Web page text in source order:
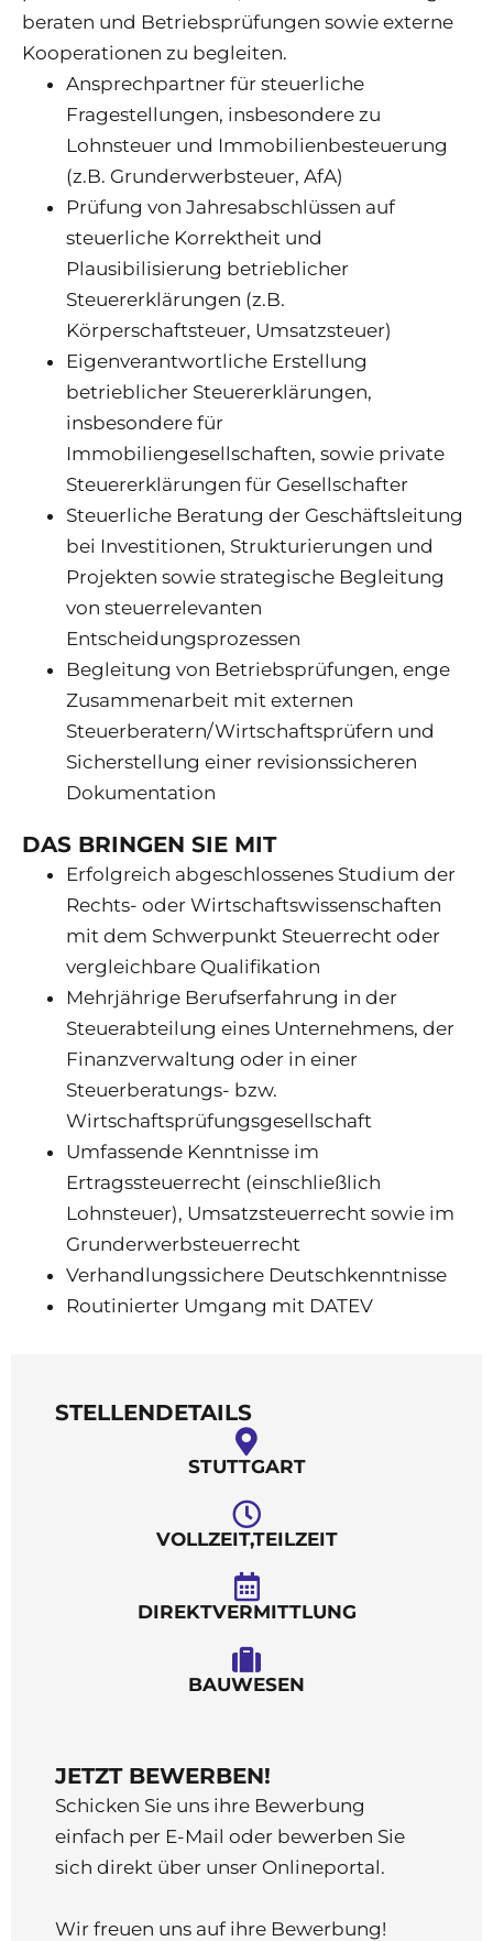
beraten und Betriebsprüfungen sowie externe
Kooperationen zu begleiten.
Ansprechpartner für steuerliche
Fragestellungen, insbesondere zu
Lohnsteuer und Immobilienbesteuerung
(z.B. Grunderwerbsteuer, AfA)
Prüfung von Jahresabschlüssen auf
steuerliche Korrektheit und
Plausibilisierung betrieblicher
Steuererklärungen (z.B.
Körperschaftsteuer, Umsatzsteuer)
Eigenverantwortliche Erstellung
betrieblicher Steuererklärungen,
insbesondere für
Immobiliengesellschaften, sowie private
Steuererklärungen für Gesellschafter
Steuerliche Beratung der Geschäftsleitung
bei Investitionen, Strukturierungen und
Projekten sowie strategische Begleitung
von steuerrelevanten
Entscheidungsprozessen
Begleitung von Betriebsprüfungen, enge
Zusammenarbeit mit externen
Steuerberatern/Wirtschaftsprüfern und
Sicherstellung einer revisionssicheren
Dokumentation
DAS BRINGEN SIE MIT
Erfolgreich abgeschlossenes Studium der
Rechts- oder Wirtschaftswissenschaften
mit dem Schwerpunkt Steuerrecht oder
vergleichbare Qualifikation
Mehrjährige Berufserfahrung in der
Steuerabteilung eines Unternehmens, der
Finanzverwaltung oder in einer
Steuerberatungs- bzw.
Wirtschaftsprüfungsgesellschaft
Umfassende Kenntnisse im
Ertragssteuerrecht (einschließlich
Lohnsteuer), Umsatzsteuerrecht sowie im
Grunderwerbsteuerrecht
Verhandlungssichere Deutschkenntnisse
Routinierter Umgang mit DATEV
STELLENDETAILS
STUTTGART
VOLLZEIT,TEILZEIT
DIREKTVERMITTLUNG
BAUWESEN
JETZT BEWERBEN!
Schicken Sie uns ihre Bewerbung
einfach per E-Mail oder bewerben Sie
sich direkt über unser Onlineportal.
Wir freuen uns auf ihre Bewerbung!